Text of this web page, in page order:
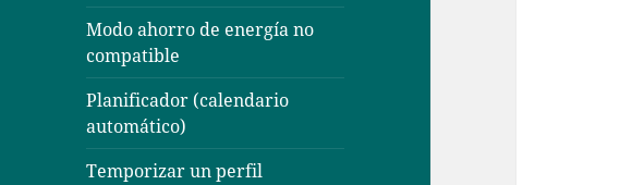
Modo ahorro de energía no
compatible
Planificador (calendario
automático)
Temporizar un perfil